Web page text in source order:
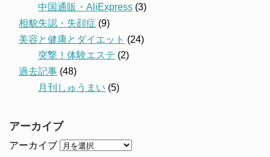
中国通販・AliExpress (3)
相貌失認・失顔症 (9)
美容と健康とダイエット (24)
突撃！体験エステ (2)
過去記事 (48)
月刊しゅうまい (5)
アーカイブ
アーカイブ